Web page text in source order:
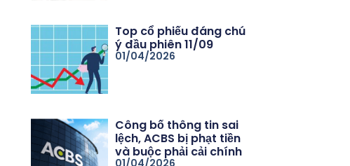
Top cổ phiếu đáng chú
ý đầu phiên 11/09
01/04/2026
Công bố thông tin sai
lệch, ACBS bị phạt tiền
và buộc phải cải chính